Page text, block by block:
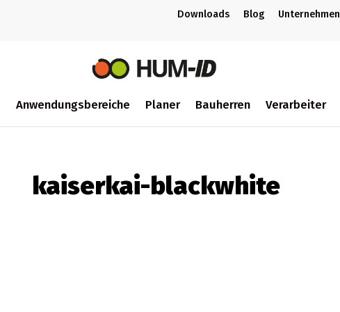
Downloads Blog Unternehmen
Anwendungsbereiche Planer Bauherren Verarbeiter
kaiserkai-blackwhite